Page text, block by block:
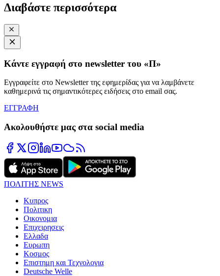
Διαβάστε περισσότερα
Κάντε εγγραφή στο newsletter του «Π»
Εγγραφείτε στο Newsletter της εφημερίδας για να λαμβάνετε
καθημερινά τις σημαντικότερες ειδήσεις στο email σας.
ΕΓΓΡΑΦΗ
Ακολουθήστε μας στα social media
ΠΟΛΙΤΗΣ NEWS
Κυπρος
Πολιτικη
Οικονομια
Επιχειρησεις
Ελλαδα
Ευρωπη
Κοσμος
Επιστημη και Τεχνολογια
Deutsche Welle